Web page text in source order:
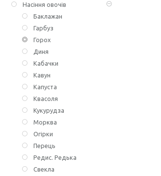
Насіння овочів
Баклажан
Гарбуз
Горох
Диня
Кабачки
Кавун
Капуста
Квасоля
Кукурудза
Морква
Огірки
Перець
Редис. Редька
Свекла